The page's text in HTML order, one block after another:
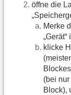
öffne die
Merke
klicke
(bei
Block),